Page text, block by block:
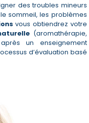
des troubles mineurs
sommeil, les problèmes
vous obtiendrez votre
(aromathérapie,
un enseignement
d’évaluation basé